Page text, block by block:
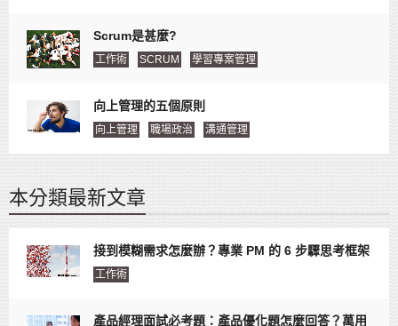
Scrum是甚麼?
工作術 SCRUM 學習專案管理
向上管理的五個原則
向上管理 職場政治 溝通管理
本分類最新文章
接到模糊需求怎麼辦？專業 PM 的 6 步驟思考框架
工作術
產品經理面試必考題：產品優化題怎麼回答？萬用